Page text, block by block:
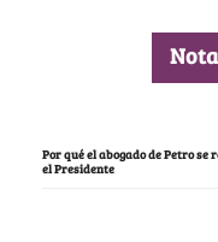
Por qué el abogado de Petro
el Presidente